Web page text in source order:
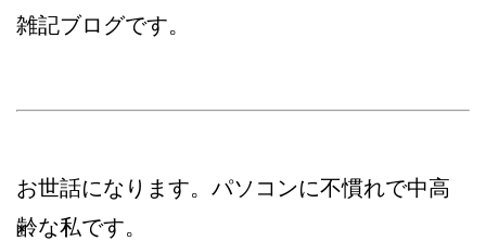
雑記ブログです。
お世話になります。パソコンに不慣れで中高
齢な私です。